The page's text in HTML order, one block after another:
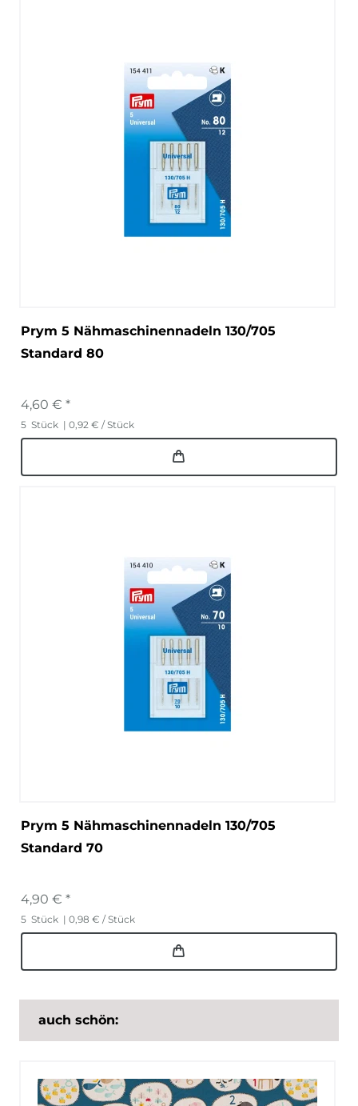
Prym 5 Nähmaschinennadeln 130/705
Standard 80
4,60 € *
5 Stück | 0,92 € / Stück
Prym 5 Nähmaschinennadeln 130/705
Standard 70
4,90 € *
5 Stück | 0,98 € / Stück
auch schön: